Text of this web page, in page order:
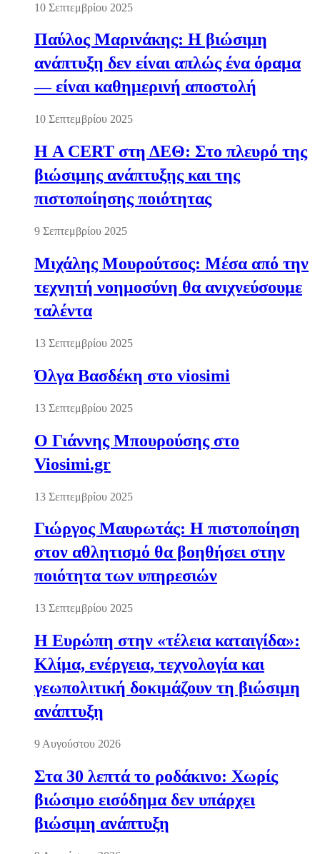
10 Σεπτεμβρίου 2025
Παύλος Μαρινάκης: Η βιώσιμη
ανάπτυξη δεν είναι απλώς ένα όραμα
— είναι καθημερινή αποστολή
10 Σεπτεμβρίου 2025
Η A CERT στη ΔΕΘ: Στο πλευρό της
βιώσιμης ανάπτυξης και της
πιστοποίησης ποιότητας
9 Σεπτεμβρίου 2025
Μιχάλης Μουρούτσος: Μέσα από την
τεχνητή νοημοσύνη θα ανιχνεύσουμε
ταλέντα
13 Σεπτεμβρίου 2025
Όλγα Βασδέκη στο viosimi
13 Σεπτεμβρίου 2025
Ο Γιάννης Μπουρούσης στο
Viosimi.gr
13 Σεπτεμβρίου 2025
Γιώργος Μαυρωτάς: Η πιστοποίηση
στον αθλητισμό θα βοηθήσει στην
ποιότητα των υπηρεσιών
13 Σεπτεμβρίου 2025
Η Ευρώπη στην «τέλεια καταιγίδα»:
Κλίμα, ενέργεια, τεχνολογία και
γεωπολιτική δοκιμάζουν τη βιώσιμη
ανάπτυξη
9 Αυγούστου 2026
Στα 30 λεπτά το ροδάκινο: Χωρίς
βιώσιμο εισόδημα δεν υπάρχει
βιώσιμη ανάπτυξη